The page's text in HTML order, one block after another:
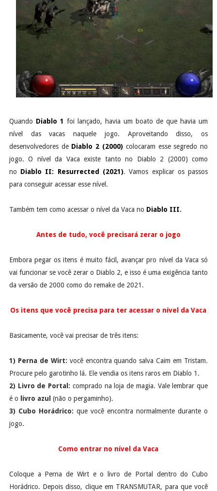
Quando Diablo 1 foi lançado, havia um boato de que havia um
nível das vacas naquele jogo. Aproveitando disso, os
desenvolvedores de Diablo 2 (2000) colocaram esse segredo no
jogo. O nível da Vaca existe tanto no Diablo 2 (2000) como
no Diablo II: Resurrected (2021). Vamos explicar os passos
para conseguir acessar esse nível.
Também tem como acessar o nível da Vaca no Diablo III.
Antes de tudo, você precisará zerar o jogo
Embora pegar os itens é muito fácil, avançar pro nível da Vaca só
vai funcionar se você zerar o Diablo 2, e isso é uma exigência tanto
da versão de 2000 como do remake de 2021.
Os itens que você precisa para ter acessar o nível da Vaca
Basicamente, você vai precisar de três itens:
1) Perna de Wirt: você encontra quando salva Caim em Tristam.
Procure pelo garotinho lá. Ele vendia os itens raros em Diablo 1.
2) Livro de Portal: comprado na loja de magia. Vale lembrar que
é o
livro azul (não o pergaminho).
3) Cubo Horádrico: que você encontra normalmente durante o
jogo.
Como entrar no nível da Vaca
Coloque a Perna de Wirt e o livro de Portal dentro do Cubo
Horádrico. Depois disso, clique em TRANSMUTAR, para que você